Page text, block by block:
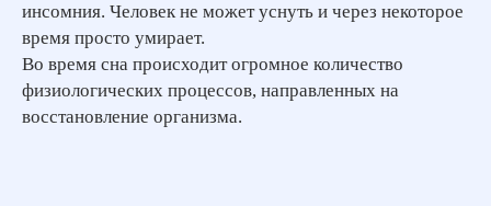
инсомния. Человек не может уснуть и через некоторое
время просто умирает.
Во время сна происходит огромное количество
физиологических процессов, направленных на
восстановление организма.